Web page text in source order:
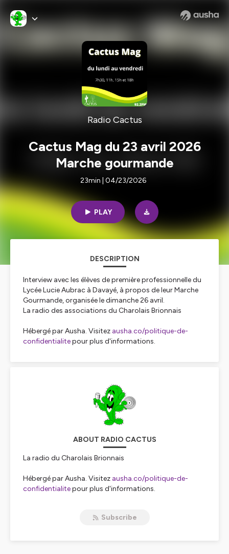
Radio Cactus
Cactus Mag du 23 avril 2026
Marche gourmande
23min | 04/23/2026
PLAY
DESCRIPTION
Interview avec les élèves de première professionnelle du
Lycée Lucie Aubrac à Davayé, à propos de leur Marche
Gourmande, organisée le dimanche 26 avril.
La radio des associations du Charolais Brionnais
Hébergé par Ausha. Visitez ausha.co/politique-de-
confidentialitepour plus d'informations.
ABOUT RADIO CACTUS
La radio du Charolais Brionnais
Hébergé par Ausha. Visitez ausha.co/politique-de-
confidentialitepour plus d'informations.
Subscribe